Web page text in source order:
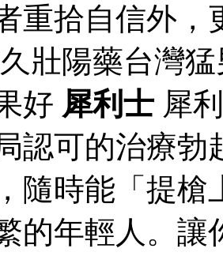
重拾自信外，
壯陽藥台灣
好 犀利士 犀
認可的治療勃
隨時能「提槍
的年輕人。讓